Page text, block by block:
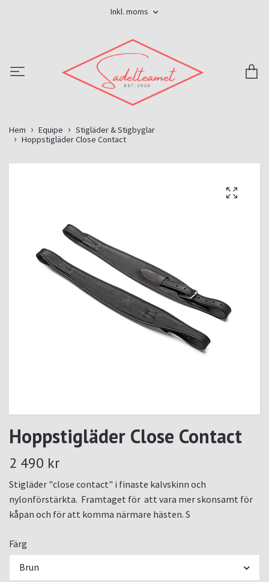
Inkl. moms
Hem Equipe
Stigläder & Stigbyglar
Hoppstigläder Close Contact
Hoppstigläder Close Contact
2 490 kr
Stigläder "close contact" i finaste kalvskinn och
nylonförstärkta. Framtaget för att vara mer skonsamt för
kåpan och för att komma närmare hästen. S
Färg
Brun